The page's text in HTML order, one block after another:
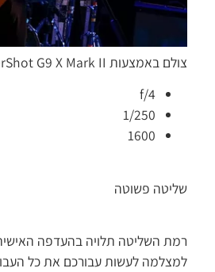
צולם באמצעות
f/4
1/250
1600
שליטה פשוטה
רמת השליטה תלויה בהעדפה
למצלמה לעשות עבורכם את כל